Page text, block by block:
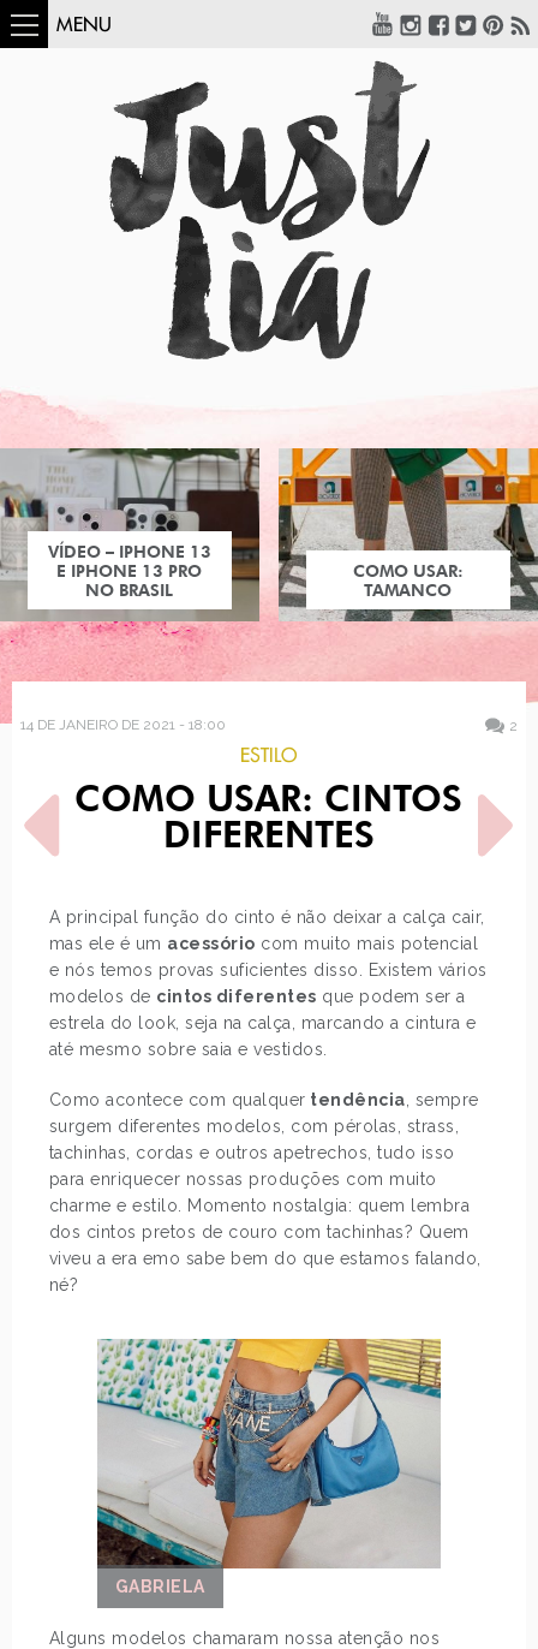
MENU
COMO USAR:
TAMANCO
14 DE JANEIRO DE 2021 - 18:00 2
ESTILO
COMO USAR: CINTOS
DIFERENTES
A principal função do cinto é não deixar a calça cair,
mas ele é um acessório com muito mais potencial
e nós temos provas suficientes disso. Existem vários
modelos de cintos diferentes que podem ser a
estrela do look, seja na calça, marcando a cintura e
até mesmo sobre saia e vestidos.
Como acontece com qualquer tendência , sempre
surgem diferentes modelos, com pérolas, strass,
tachinhas, cordas e outros apetrechos, tudo isso
para enriquecer nossas produções com muito
charme e estilo. Momento nostalgia: quem lembra
dos cintos pretos de couro com tachinhas? Quem
viveu a era emo sabe bem do que estamos falando,
né?
GABRIELA
Alguns modelos chamaram nossa atenção nos
POST ANTERIOR
COMO USAR: CAMISETA
POLO
PRÓXIMO POST
MELHORES MAQUIAGENS
DE 2020